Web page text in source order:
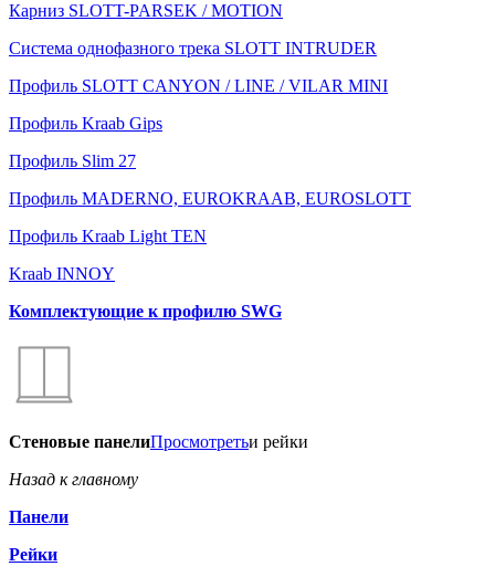
Карниз SLOTT-PARSEK / MOTION
Система однофазного трека SLOTT INTRUDER
Профиль SLOTT CANYON / LINE / VILAR MINI
Профиль Kraab Gips
Профиль Slim 27
Профиль MADERNO, EUROKRAAB, EUROSLOTT
Профиль Kraab Light TEN
Kraab INNOY
Комплектующие к профилю SWG
Стеновые панелиПросмотретьи рейки
Назад к главному
Панели
Рейки